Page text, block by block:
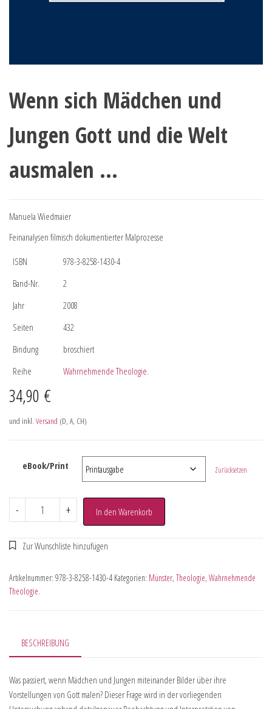
Wenn sich Mädchen und
Jungen Gott und die Welt
ausmalen …
Manuela Wiedmaier
Feinanalysen filmisch dokumentierter Malprozesse
ISBN
978-3-8258-1430-4
Band-Nr.
2
Jahr
2008
Seiten
432
Bindung
broschiert
Reihe
Wahrnehmende Theologie.
34,90 €
und inkl. Versand (D, A, CH)
eBook/Print Zurücksetzen
- + In den Warenkorb
Artikelnummer: 978-3-8258-1430-4 Kategorien: Münster, Theologie, Wahrnehmende
Theologie.
BESCHREIBUNG
Was passiert, wenn Mädchen und Jungen miteinander Bilder über ihre
Vorstellungen von Gott malen? Dieser Frage wird in der vorliegenden